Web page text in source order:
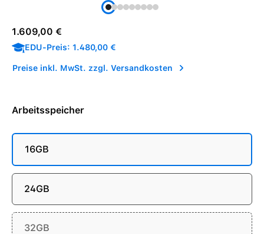
Regulärer Preis:
1.609,00 €
EDU-Preis: 1.480,00 €
Preise inkl. MwSt. zzgl. Versandkosten
Arbeitsspeicher
16GB
24GB
32GB